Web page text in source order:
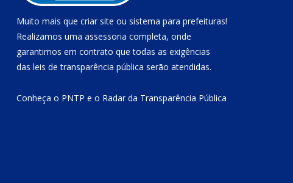
Muito mais que criar site ou sistema para prefeituras!
Realizamos uma assessoria completa, onde
garantimos em contrato que todas as exigências
das leis de transparência pública serão atendidas.
Conheça o PNTP e o Radar da Transparência Pública